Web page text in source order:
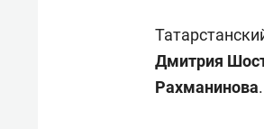
Дмитрия
Рахманинова
состоянием как основа
антихрупких команд